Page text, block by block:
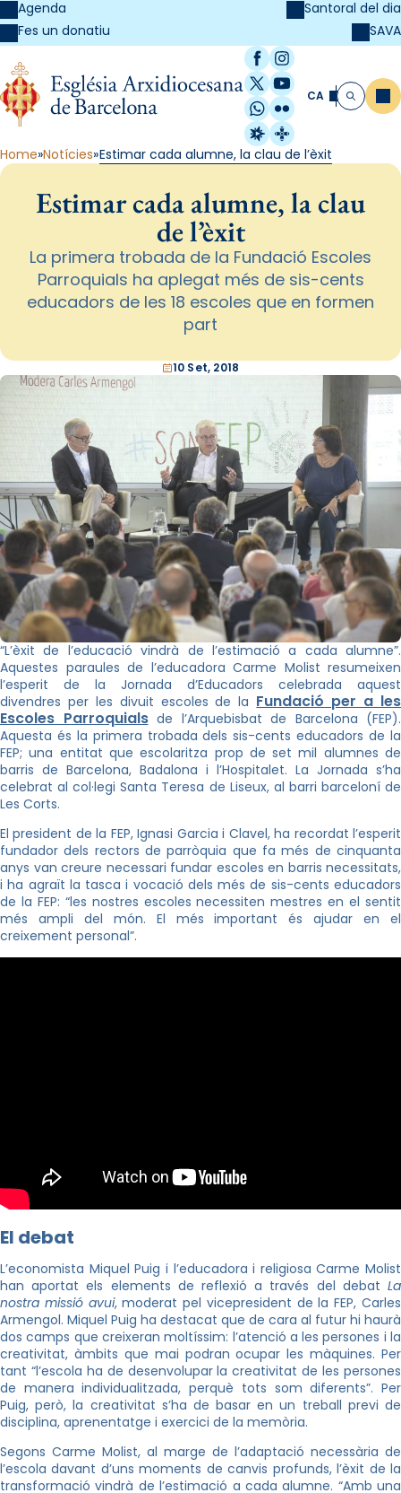
Agenda
Fes un donatiu
Santoral del dia
SAVA
Facebook
Instagram
X / Twitter
YouTube
WhatsApp
Flickr
Radio Estel
Catalunya
CA Cerca
Home Notícies Estimar cada alumne, la clau de l’èxit
Estimar cada alumne, la clau
de l’èxit
La primera trobada de la Fundació Escoles
Parroquials ha aplegat més de sis-cents
educadors de les 18 escoles que en formen
part
10 Set, 2018
“L’èxit de l’educació vindrà de l’estimació a cada alumne”.
Aquestes paraules de l’educadora Carme Molist resumeixen
l’esperit de la Jornada d’Educadors celebrada aquest
divendres per les divuit escoles de la Fundació per a les
Escoles Parroquialsde l’Arquebisbat de Barcelona (FEP).
Aquesta és la primera trobada dels sis-cents educadors de la
FEP; una entitat que escolaritza prop de set mil alumnes de
barris de Barcelona, Badalona i l’Hospitalet. La Jornada s’ha
celebrat al col·legi Santa Teresa de Liseux, al barri barceloní de
Les Corts.
El president de la FEP, Ignasi Garcia i Clavel, ha recordat l’esperit
fundador dels rectors de parròquia que fa més de cinquanta
anys van creure necessari fundar escoles en barris necessitats,
i ha agraït la tasca i vocació dels més de sis-cents educadors
de la FEP: “les nostres escoles necessiten mestres en el sentit
més ampli del món. El més important és ajudar en el
creixement personal”.
El debat
L’economista Miquel Puig i l’educadora i religiosa Carme Molist
han aportat els elements de reflexió a través del debat La
nostra missió avui, moderat pel vicepresident de la FEP, Carles
Armengol. Miquel Puig ha destacat que de cara al futur hi haurà
dos camps que creixeran moltíssim: l’atenció a les persones i la
creativitat, àmbits que mai podran ocupar les màquines. Per
tant “l’escola ha de desenvolupar la creativitat de les persones
de manera individualitzada, perquè tots som diferents”. Per
Puig, però, la creativitat s’ha de basar en un treball previ de
disciplina, aprenentatge i exercici de la memòria.
Segons Carme Molist, al marge de l’adaptació necessària de
l’escola davant d’uns moments de canvis profunds, l’èxit de la
transformació vindrà de l’estimació a cada alumne. “Amb una